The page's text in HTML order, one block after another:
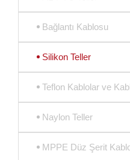
Bağlantı Kablosu
Silikon Teller
Teflon Kablolar ve
Naylon Teller
MPPE Düz Şerit